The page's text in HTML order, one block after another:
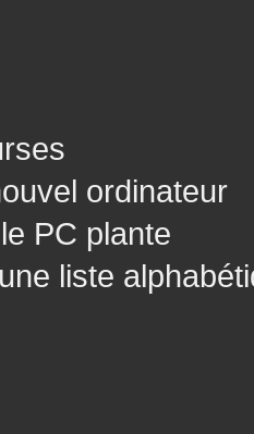
ordinateur
PC plante
liste